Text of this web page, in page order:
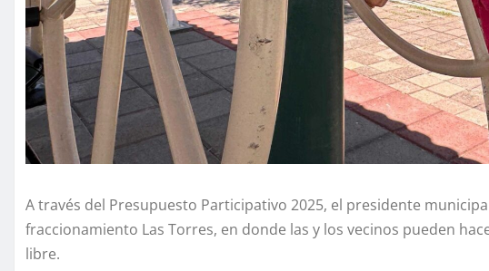
A través del Presupuesto Participativo 2025, el presidente
fraccionamiento Las Torres, en donde las y los vecinos pueden
libre.